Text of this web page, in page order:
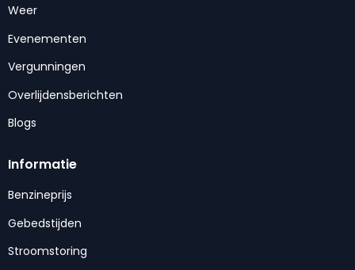
Weer
Evenementen
Vergunningen
Overlijdensberichten
Blogs
Informatie
Benzineprijs
Gebedstijden
Stroomstoring